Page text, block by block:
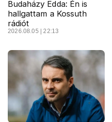
Budaházy Edda: Én is
hallgattam a Kossuth
rádiót
2026.08.05 | 22:13